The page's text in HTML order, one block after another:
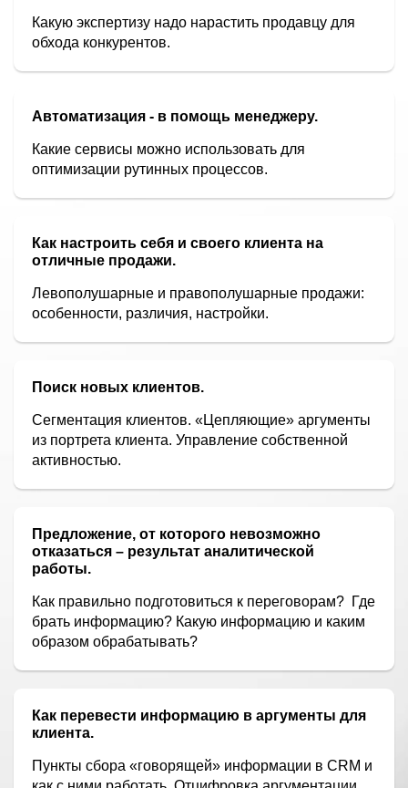
Какую экспертизу надо нарастить продавцу для
обхода конкурентов.
Автоматизация - в помощь менеджеру.
Какие сервисы можно использовать для
оптимизации рутинных процессов.
Как настроить себя и своего клиента на
отличные продажи.
Левополушарные и правополушарные продажи:
особенности, различия, настройки.
Поиск новых клиентов.
Сегментация клиентов. «Цепляющие» аргументы
из портрета клиента. Управление собственной
активностью.
Предложение, от которого невозможно
отказаться – результат аналитической
работы.
Как правильно подготовиться к переговорам? Где
брать информацию? Какую информацию и каким
образом обрабатывать?
Как перевести информацию в аргументы для
клиента.
Пункты сбора «говорящей» информации в CRM и